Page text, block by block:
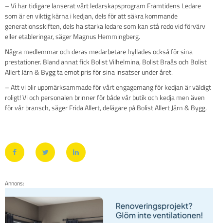
– Vi har tidigare lanserat vårt ledarskapsprogram Framtidens Ledare
som är en viktig kärna i kedjan, dels för att säkra kommande
generationsskiften, dels ha starka ledare som kan stå redo vid förvärv
eller etableringar, säger Magnus Hemmingberg.
Några medlemmar och deras medarbetare hyllades också för sina
prestationer. Bland annat fick Bolist Vilhelmina, Bolist Braås och Bolist
Allert Järn & Bygg ta emot pris för sina insatser under året.
– Att vi blir uppmärksammade för vårt engagemang för kedjan är väldigt
roligt! Vi och personalen brinner för både vår butik och kedja men även
för vår bransch, säger Frida Allert, delägare på Bolist Allert Järn & Bygg.
Annons: